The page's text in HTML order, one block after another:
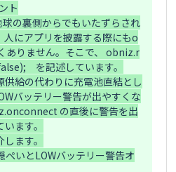
ト
の裏側からでもいたずらされ
人にアプリを披露する際にもo
ありません。そこで、 obniz.r
　を記述しています。
供給の代わりに充電池直結とし
バッテリー警告が出やすくな
の直後に警告を出
ます。
ます。
いとLOWバッテリー警告オ